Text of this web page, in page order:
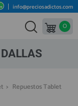
info@preciosadictos.com
0
> Repuestos Tablet